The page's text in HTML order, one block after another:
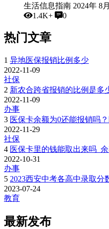
生活信息指南 2024年 8
1.4K+
0
热门文章
1 异地医保报销比例多少
2022-11-09
社保
2 新农合跨省报销的比例是多
2022-11-09
办事
3 医保卡余额为0还能报销吗
2022-11-29
社保
4 医保卡里的钱能取出来吗_
2022-10-31
办事
5 2023西安中考各高中录取分
2023-07-24
教育
最新发布